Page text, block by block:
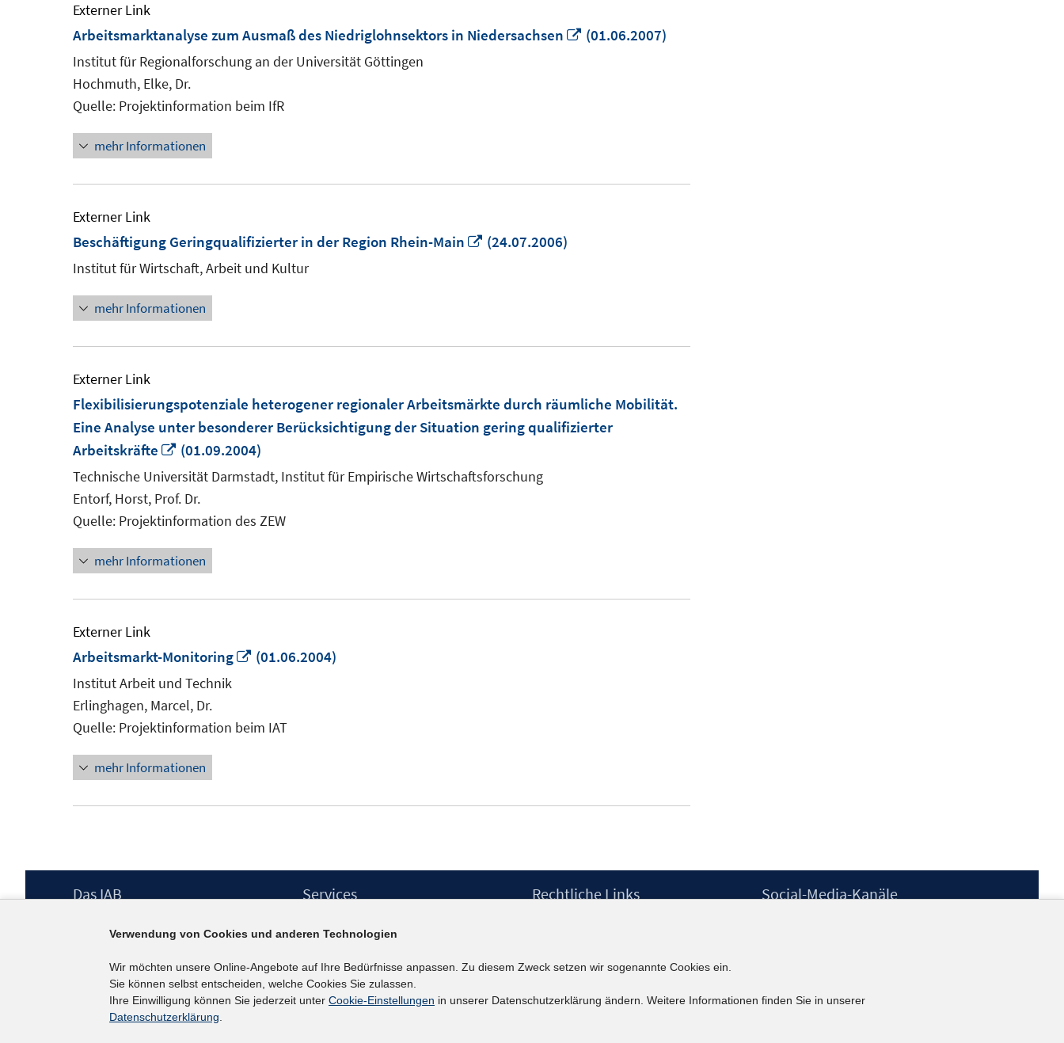
Externer Link
Arbeitsmarktanalyse zum Ausmaß des Niedriglohnsektors in Niedersachsen
In
(01.06.2007)
Institut für Regionalforschung an der Universität Göttingen
Hochmuth, Elke, Dr.
Quelle: Projektinformation beim IfR
mehr Informationen
Externer Link
Beschäftigung Geringqualifizierter in der Region Rhein-Main
In
(24.07.2006)
Institut für Wirtschaft, Arbeit und Kultur
mehr Informationen
Externer Link
Flexibilisierungspotenziale heterogener regionaler Arbeitsmärkte durch räumliche Mobilität.
Eine Analyse unter besonderer Berücksichtigung der Situation gering qualifizierter
Arbeitskräfte
In
neuem
Fenster
öffnen
(01.09.2004)
Technische Universität Darmstadt, Institut für Empirische Wirtschaftsforschung
Entorf, Horst, Prof. Dr.
Quelle: Projektinformation des ZEW
mehr Informationen
Externer Link
Arbeitsmarkt-Monitoring
In
öffnen
(01.06.2004)
Institut Arbeit und Technik
Erlinghagen, Marcel, Dr.
Quelle: Projektinformation beim IAT
mehr Informationen
Footer
Das IAB
Berufsforschung (IAB) – unser Leitbild
Institutsleitung
Graduiertenprogramm
Befragungen
Projekte
Services
IAB-Newsletter
Kontakt
Rechtliche Links
Erklärung zur Barrierefreiheit
Social-Media-Kanäle
kununu
Verwendung von Cookies und anderen Technologien
Wir möchten unsere Online-Angebote auf Ihre Bedürfnisse anpassen. Zu diesem Zweck setzen wir sogenannte Cookies ein.
Sie können selbst entscheiden, welche Cookies Sie zulassen.
Ihre Einwilligung können Sie jederzeit unter Cookie-Einstellungen in unserer Datenschutzerklärung ändern. Weitere Informationen finden Sie in unserer
Datenschutzerklärung.